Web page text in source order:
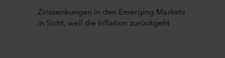
Zinssenkungen in den Emerging Markets
in Sicht, weil die Inflation zurückgeht